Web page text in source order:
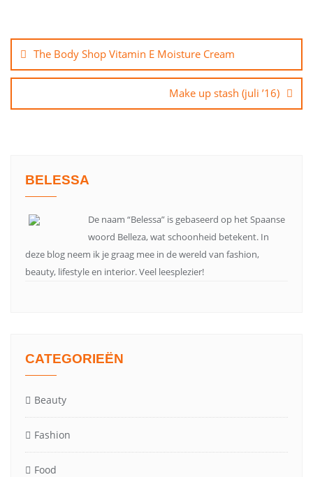
navigatie
The Body Shop Vitamin E Moisture Cream
Make up stash (juli ’16)
BELESSA
De naam “Belessa” is gebaseerd op het Spaanse
woord Belleza, wat schoonheid betekent. In
deze blog neem ik je graag mee in de wereld van fashion,
beauty, lifestyle en interior. Veel leesplezier!
CATEGORIEËN
Beauty
Fashion
Food